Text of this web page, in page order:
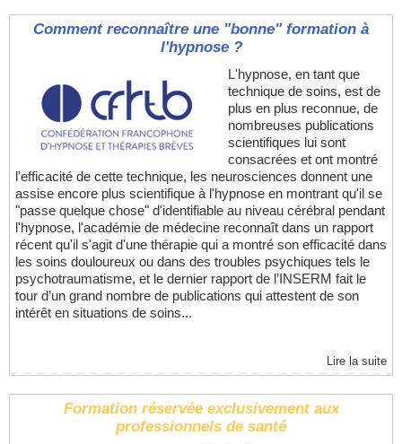
Comment reconnaître une "bonne" formation à
l'hypnose ?
L'hypnose, en tant que
technique de soins, est de
plus en plus reconnue, de
nombreuses publications
scientifiques lui sont
consacrées et ont montré
l'efficacité de cette technique, les neurosciences donnent une
assise encore plus scientifique à l'hypnose en montrant qu'il se
"passe quelque chose" d'identifiable au niveau cérébral pendant
l'hypnose, l'académie de médecine reconnaît dans un rapport
récent qu'il s'agit d'une thérapie qui a montré son efficacité dans
les soins douloureux ou dans des troubles psychiques tels le
psychotraumatisme, et le dernier rapport de l’INSERM fait le
tour d’un grand nombre de publications qui attestent de son
intérêt en situations de soins...
Lire la suite
Formation réservée exclusivement aux
professionnels de santé